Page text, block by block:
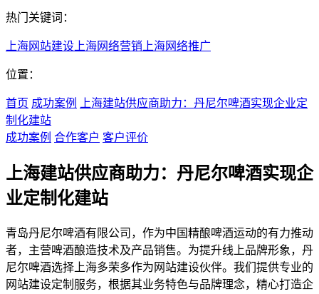
热门关键词：
上海网站建设 上海网络营销 上海网络推广
位置：
首页 成功案例
上海建站供应商助力：丹尼尔啤酒实现企业定
制化建站
成功案例 合作客户 客户评价
上海建站供应商助力：丹尼尔啤酒实现企
业定制化建站
青岛丹尼尔啤酒有限公司，作为中国精酿啤酒运动的有力推动
者，主营啤酒酿造技术及产品销售。为提升线上品牌形象，丹
尼尔啤酒选择上海多荣多作为网站建设伙伴。我们提供专业的
网站建设定制服务，根据其业务特色与品牌理念，精心打造企